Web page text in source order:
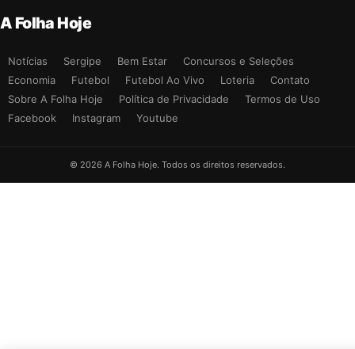
A Folha Hoje
Notícias Sergipe Bem Estar
Concursos e Seleções
Economia
Futebol Futebol Ao Vivo Loteria
Contato
Sobre A Folha Hoje
Política de Privacidade
Termos de Uso
Facebook
Instagram Youtube
© 2026 A Folha Hoje. Todos os direitos reservados.